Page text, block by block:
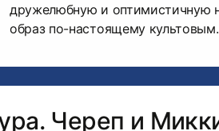
дружелюбную и оптимистичную
образ по-настоящему культовым.
Череп и